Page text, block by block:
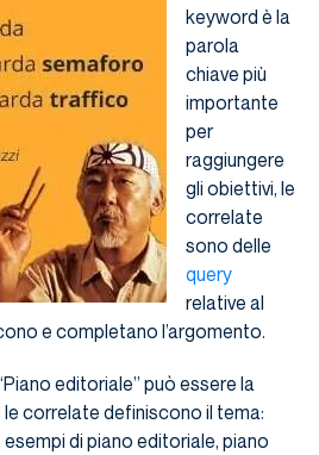
keyword è la
parola
chiave più
importante
per
raggiungere
gli obiettivi, le
correlate
sono delle
query
relative al
e completano l’argomento.
editoriale” può essere la
correlate definiscono il tema:
di piano editoriale, piano